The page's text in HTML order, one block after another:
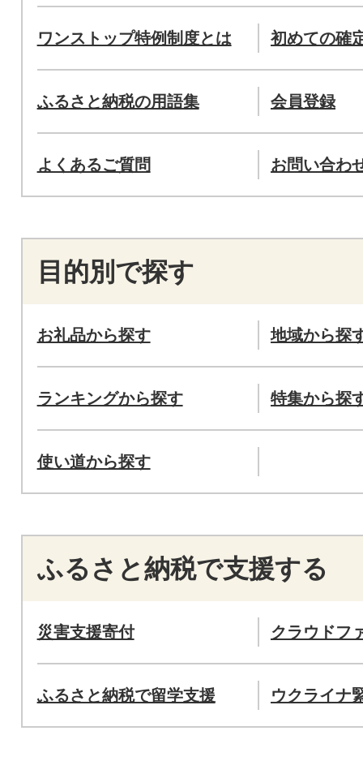
ワンストップ特例制度とは 初めての確
ふるさと納税の用語集 会員登録
よくあるご質問 お問い合わ
目的別で探す
お礼品から探す 地域から探
ランキングから探す 特集から探
使い道から探す
ふるさと納税で支援する
災害支援寄付 クラウドフ
ふるさと納税で留学支援 ウクライナ